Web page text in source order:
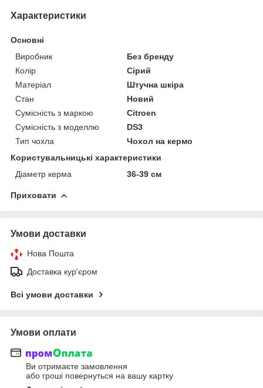
Характеристики
Основні
Виробник
Без бренду
Колір
Сірий
Матеріал
Штучна шкіра
Стан
Новий
Сумісність з маркою
Citroen
Сумісність з моделлю
DS3
Тип чохла
Чохол на кермо
Користувальницькі характеристики
Діаметр керма
36-39 см
Приховати
Умови доставки
Нова Пошта
Доставка кур'єром
Всі умови доставки
Умови оплати
Ви отримаєте замовлення
або гроші повернуться на вашу картку